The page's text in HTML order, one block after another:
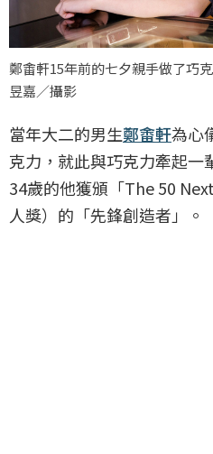
鄭畬軒15年前的七夕親手做了巧
昱嘉／攝影
當年大二的男生鄭畬軒為心
克力，就此與巧克力牽起一
34歲的他獲頒「The 50
人獎）的「先鋒創造者」。